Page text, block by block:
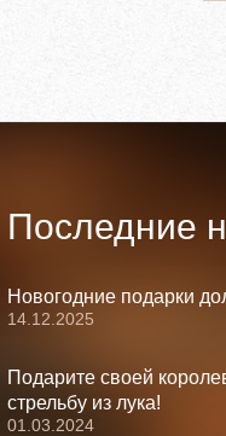
Последние
Новогодние подарки
14.12.2025
Подарите своей
стрельбу из лука!
01.03.2024